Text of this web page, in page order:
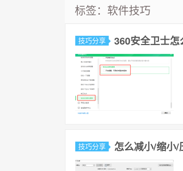
标签：软件技巧
技巧分享 360安全卫士
技巧分享 怎么减小/缩小